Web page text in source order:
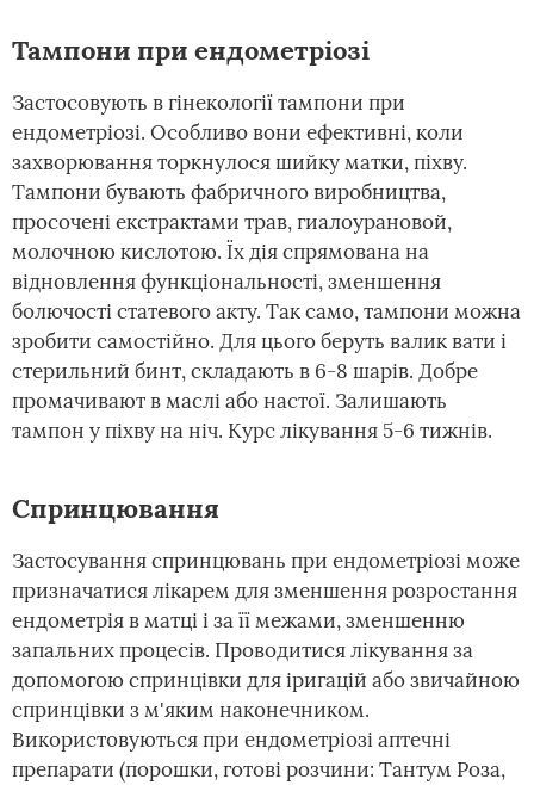
Тампони при ендометріозі
Застосовують в гінекології тампони при
ендометріозі. Особливо вони ефективні, коли
захворювання торкнулося шийку матки, піхву.
Тампони бувають фабричного виробництва,
просочені екстрактами трав, гиалоурановой,
молочною кислотою. Їх дія спрямована на
відновлення функціональності, зменшення
болючості статевого акту. Так само, тампони можна
зробити самостійно. Для цього беруть валик вати і
стерильний бинт, складають в 6-8 шарів. Добре
промачивают в маслі або настої. Залишають
тампон у піхву на ніч. Курс лікування 5-6 тижнів.
Спринцювання
Застосування спринцювань при ендометріозі може
призначатися лікарем для зменшення розростання
ендометрія в матці і за її межами, зменшенню
запальних процесів. Проводитися лікування за
допомогою спринцівки для іригацій або звичайною
спринцівки з м'яким наконечником.
Використовуються при ендометріозі аптечні
препарати (порошки, готові розчини: Тантум Роза,